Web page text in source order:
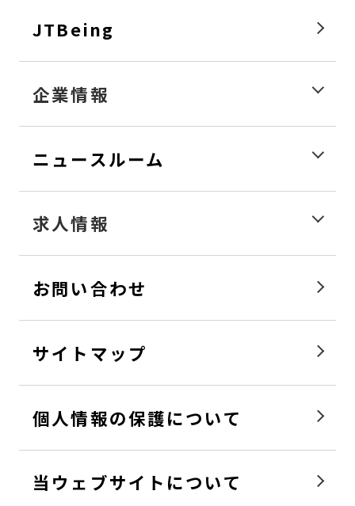
JTBeing
企業情報
ニュースルーム
求人情報
お問い合わせ
サイトマップ
個人情報の保護について
当ウェブサイトについて